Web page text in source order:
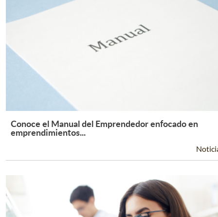
Leer Más +
Conoce el Manual del Emprendedor enfocado en
emprendimientos...